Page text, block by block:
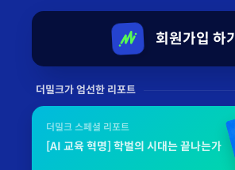
회원가입 하기
더밀크가 엄선한 리포트
더밀크 스페셜 리포트
[AI 교육 혁명] 학벌의 시대는 끝나는가